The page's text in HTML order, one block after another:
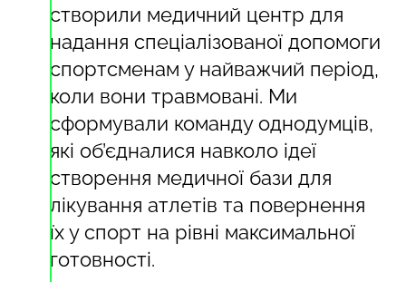
створили медичний центр для
надання спеціалізованої допомоги
спортсменам у найважчий період,
коли вони травмовані. Ми
сформували команду однодумців,
які об’єдналися навколо ідеї
створення медичної бази для
лікування атлетів та повернення
їх у спорт на рівні максимальної
готовності.